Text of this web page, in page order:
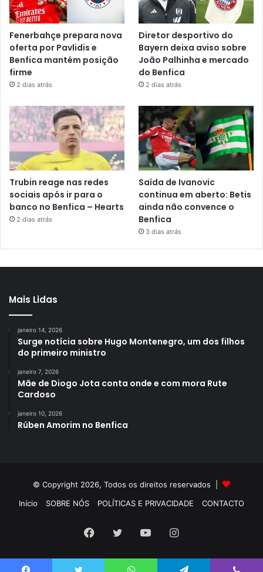
Fenerbahçe prepara nova
oferta por Pavlidis e
Benfica mantém posição
firme
2 dias atrás
Diretor desportivo do
Bayern deixa aviso sobre
João Palhinha e mercado
do Benfica
2 dias atrás
Trubin reage nas redes
sociais após ir para o
banco no Benfica – Hearts
2 dias atrás
Saída de Ivanovic
continua em aberto: Betis
ainda não convence o
Benfica
3 dias atrás
Mais Lidas
janeiro 14, 2026
Surge notícia sobre Hugo Montenegro, um dos filhos
do primeiro ministro
janeiro 7, 2026
Mãe de Diogo Jota conta onde e com mora Rute
Cardoso
janeiro 10, 2026
Rúben Amorim no Benfica
© Copyright 2026, Todos os direitos reservados |
Início
SOBRE NÓS POLÍTICAS E PRIVACIDADE CONTACTO
Facebook
TwitterYouTubeInstagram